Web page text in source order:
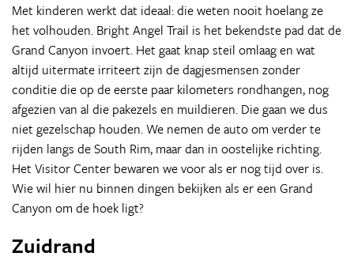
Met kinderen werkt dat ideaal: die weten nooit hoelang ze
het volhouden. Bright Angel Trail is het bekendste pad dat de
Grand Canyon invoert. Het gaat knap steil omlaag en wat
altijd uitermate irriteert zijn de dagjesmensen zonder
conditie die op de eerste paar kilometers rondhangen, nog
afgezien van al die pakezels en muildieren. Die gaan we dus
niet gezelschap houden. We nemen de auto om verder te
rijden langs de South Rim, maar dan in oostelijke richting.
Het Visitor Center bewaren we voor als er nog tijd over is.
Wie wil hier nu binnen dingen bekijken als er een Grand
Canyon om de hoek ligt?
Zuidrand